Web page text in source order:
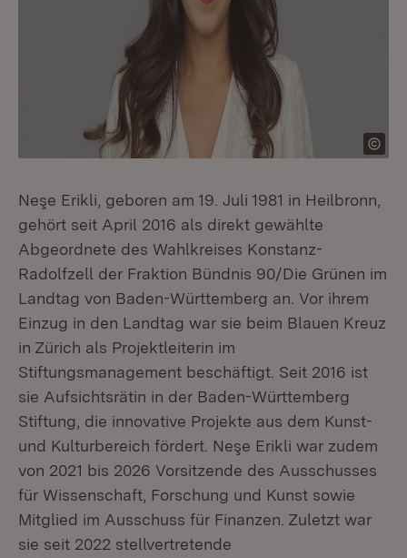
Neşe Erikli, geboren am 19. Juli 1981 in Heilbronn,
gehört seit April 2016 als direkt gewählte
Abgeordnete des Wahlkreises Konstanz-
Radolfzell der Fraktion Bündnis 90/Die Grünen im
Landtag von Baden-Württemberg an. Vor ihrem
Einzug in den Landtag war sie beim Blauen Kreuz
in Zürich als Projektleiterin im
Stiftungsmanagement beschäftigt. Seit 2016 ist
sie Aufsichtsrätin in der Baden-Württemberg
Stiftung, die innovative Projekte aus dem Kunst-
und Kulturbereich fördert. Neşe Erikli war zudem
von 2021 bis 2026 Vorsitzende des Ausschusses
für Wissenschaft, Forschung und Kunst sowie
Mitglied im Ausschuss für Finanzen. Zuletzt war
sie seit 2022 stellvertretende